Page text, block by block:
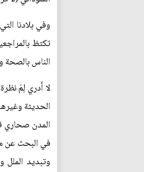
وفي بلادنا
تكتظ
الناس بالصحة
لا أدري لِمَ
الحديثة
المدن صحاري
في البحث عن
وتبديد الملل